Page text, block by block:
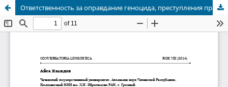
Ответственность за оправдание геноцида, преступления против человечества, преступления против мира и военного преступления в уголовном законе Латвийской Республики